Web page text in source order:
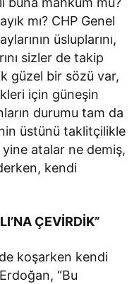
mı? CHP Genel
üsluplarını,
sizler de takip
güzel bir sözü var,
için güneşin
durumu tam da
üstünü taklitçilikle
atalar ne demiş,
kendi
ÇEVİRDİK”
koşarken kendi
“Bu